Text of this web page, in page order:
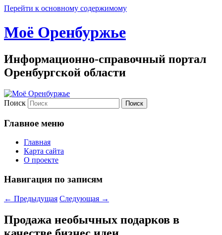
Перейти к основному содержимому
Моё Оренбуржье
Информационно-справочный портал
Оренбургской области
Поиск
Главное меню
Главная
Карта сайта
О проекте
Навигация по записям
← Предыдущая Следующая →
Продажа необычных подарков в